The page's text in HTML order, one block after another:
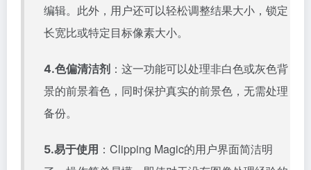
编辑。此外，用户还可以轻松调整结果大小，锁定
长宽比或特定目标像素大小。
4.色偏清洁剂 ：这一功能可以处理非白色或灰色背
景的前景着色，同时保护真实的前景色，无需处理
备份。
5.易于使用 ：Clipping Magic的用户界面简洁明